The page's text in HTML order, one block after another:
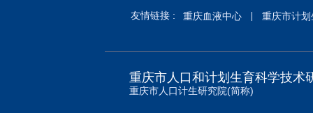
友情链接 : 重庆血液中心 重庆市计
重庆市人口和计划生育科学技术
重庆市人口计生研究院(简称)